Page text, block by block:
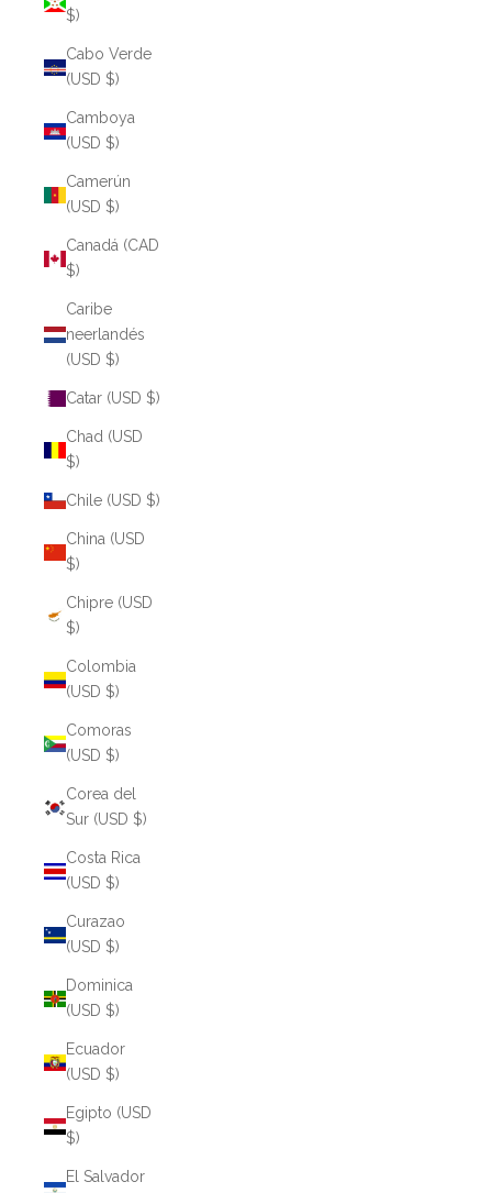
$)
Cabo Verde
(USD $)
Camboya
(USD $)
Camerún
(USD $)
Canadá (CAD
$)
Caribe
neerlandés
(USD $)
Catar (USD $)
Chad (USD
$)
Chile (USD $)
China (USD
$)
Chipre (USD
$)
Colombia
(USD $)
Comoras
(USD $)
Corea del
Sur (USD $)
Costa Rica
(USD $)
Curazao
(USD $)
Dominica
(USD $)
Ecuador
(USD $)
Egipto (USD
$)
El Salvador